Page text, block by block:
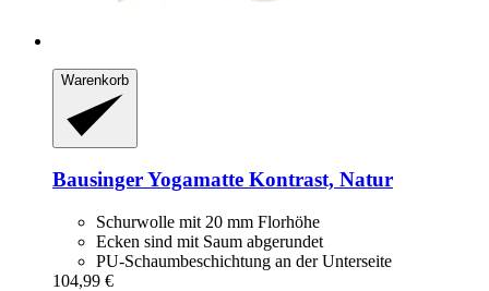
Warenkorb
BausingerYogamatte Kontrast, Natur
Schurwolle mit 20 mm Florhöhe
Ecken sind mit Saum abgerundet
PU-Schaumbeschichtung an der Unterseite
104,99 €